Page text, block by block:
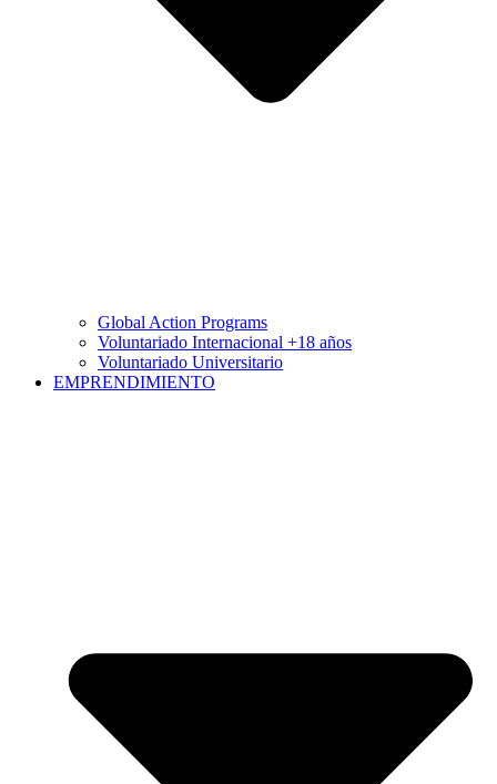
Global Action Programs
Voluntariado Internacional +18 años
Voluntariado Universitario
EMPRENDIMIENTO